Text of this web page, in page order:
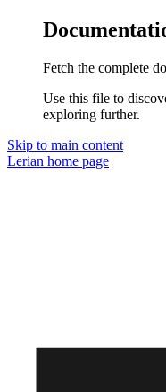
Fetch the complete
Use this file to
exploring further.
Skip to main content
Lerian home page